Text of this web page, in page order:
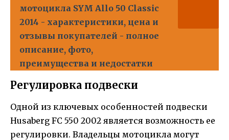
мотоцикла SYM Allo 50 Classic
2014 - характеристики, цена и
отзывы покупателей - полное
описание, фото,
преимущества и недостатки
Регулировка подвески
Одной из ключевых особенностей подвески
Husaberg FC 550 2002 является возможность ее
регулировки. Владельцы мотоцикла могут